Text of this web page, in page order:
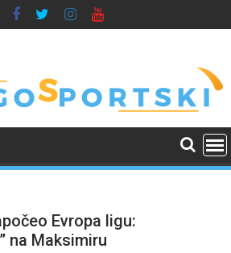
Evropa ligu:
na Maksimiru